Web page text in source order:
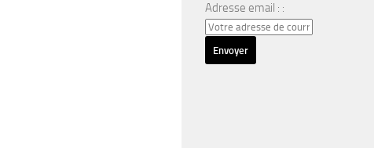
Adresse email : :